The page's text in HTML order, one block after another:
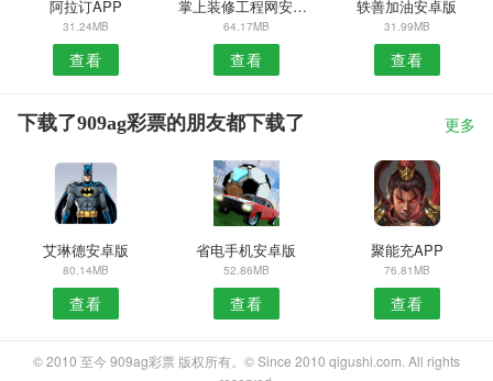
阿拉订APP
31.24MB
查看
掌上装修工程网安卓版
64.17MB
查看
轶善加油安卓版
31.99MB
查看
下载了909ag彩票的朋友都下载了 更多
艾琳德安卓版
80.14MB
查看
省电手机安卓版
52.86MB
查看
聚能充APP
76.81MB
查看
© 2010 至今 909ag彩票 版权所有。© Since 2010 qigushi.com. All rights